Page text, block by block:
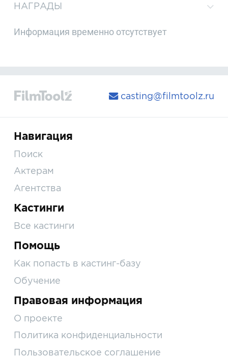
НАГРАДЫ
Информация временно отсутствует
casting@filmtoolz.ru
Навигация
Поиск
Актерам
Агентства
Кастинги
Все кастинги
Помощь
Как попасть в кастинг-базу
Обучение
Правовая информация
О проекте
Политика конфиденциальности
Пользовательское соглашение